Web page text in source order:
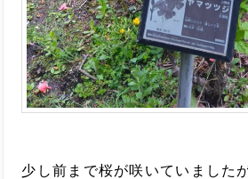
少し前まで桜が咲いていました